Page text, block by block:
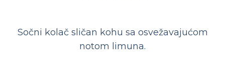
Sočni kolač sličan kohu sa osvežavajućom
notom limuna.